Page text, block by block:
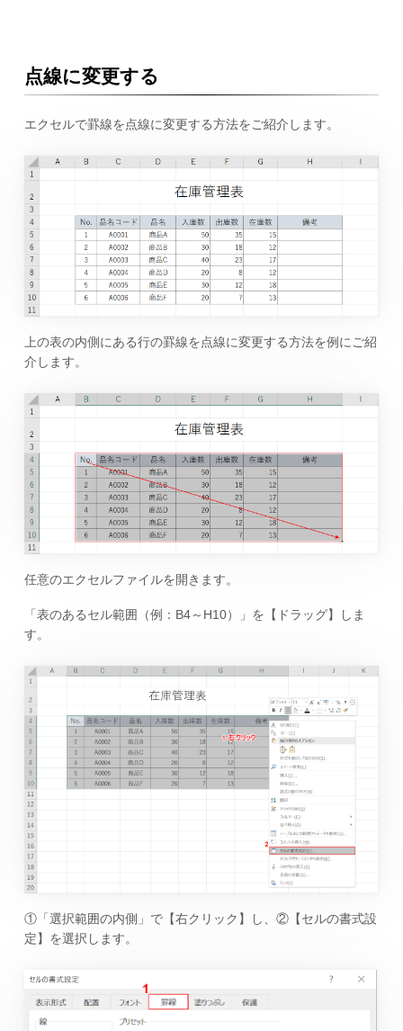
点線に変更する
エクセルで罫線を点線に変更する方法をご紹介します。
上の表の内側にある行の罫線を点線に変更する方法を例にご紹
介します。
任意のエクセルファイルを開きます。
「表のあるセル範囲（例：B4～H10）」を【ドラッグ】しま
す。
①「選択範囲の内側」で【右クリック】し、②【セルの書式設
定】を選択します。